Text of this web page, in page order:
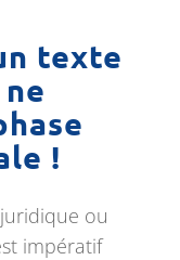
texte
!
juridique ou
impératif